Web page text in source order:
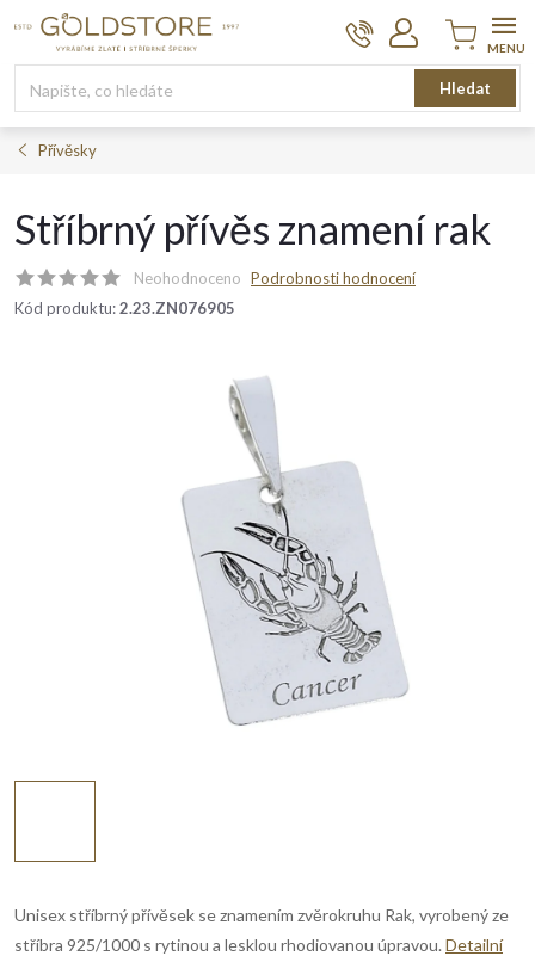
Hledat
Nákupní
košík
Přívěsky
Stříbrný přívěs znamení rak
Neohodnoceno Podrobnosti hodnocení
Kód produktu:2.23.ZN076905
Unisex stříbrný přívěsek se znamením zvěrokruhu Rak, vyrobený ze
stříbra 925/1000 s rytinou a lesklou rhodiovanou úpravou. Detailní